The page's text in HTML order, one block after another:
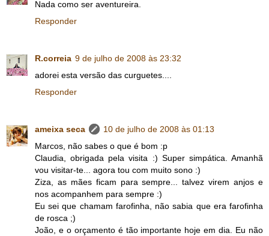
Nada como ser aventureira.
Responder
R.correia 9 de julho de 2008 às 23:32
adorei esta versão das curguetes....
Responder
ameixa seca
10 de julho de 2008 às 01:13
Marcos, não sabes o que é bom :p
Claudia, obrigada pela visita :) Super simpática. Amanhã
vou visitar-te... agora tou com muito sono :)
Ziza, as mães ficam para sempre... talvez virem anjos e
nos acompanhem para sempre :)
Eu sei que chamam farofinha, não sabia que era farofinha
de rosca ;)
João, e o orçamento é tão importante hoje em dia. Eu não